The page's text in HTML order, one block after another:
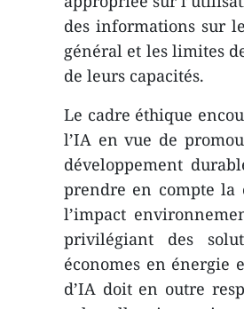
des informations sur
général et les limites
de leurs capacités.
Le cadre éthique
l’IA en vue de
développement
prendre en compte la
l’impact
privilégiant des
économes en énergie
d’IA doit en outre